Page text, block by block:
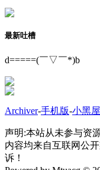
最新吐槽
d=====(￣▽￣*)b
Archiver-手机版-小黑屋
声明:本站从未参与资
内容均来自互联网公
诉！